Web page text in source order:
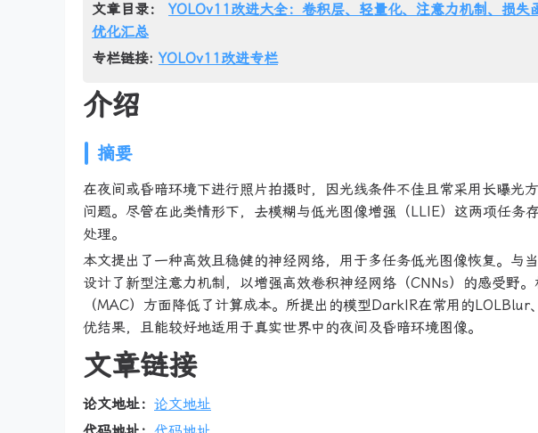
文章目录： YOLOv11改进大全：卷积层、轻量化、注意力机制、损
优化汇总
专栏链接: YOLOv11改进专栏
介绍
摘要
在夜间或昏暗环境下进行照片拍摄时，因光线条件不佳且常采用长曝光
问题。尽管在此类情形下，去模糊与低光图像增强（LLIE）这两项任务
处理。
本文提出了一种高效且稳健的神经网络，用于多任务低光图像恢复。与
设计了新型注意力机制，以增强高效卷积神经网络（CNNs）的感受野
（MAC）方面降低了计算成本。所提出的模型DarkIR在常用的
优结果，且能较好地适用于真实世界中的夜间及昏暗环境图像。
文章链接
论文地址： 论文地址